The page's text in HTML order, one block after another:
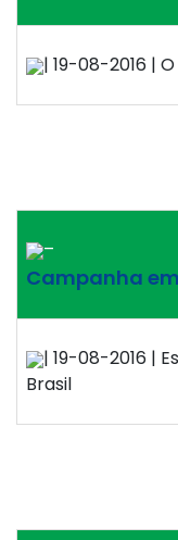
| 19-08-2016 |
–
Campanha
| 19-08-2016 |
Brasil